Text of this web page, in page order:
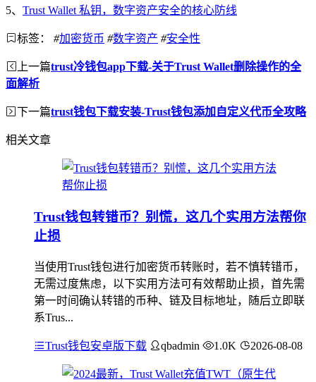
5、 Trust Wallet 私钥，数字资产安全的核心防线
标签： #加密货币 #数字资产 #安全性
上一篇trust冷钱包app下载-关于Trust Wallet删除操作的全
面解析
下一篇trust钱包下载安装-Trust钱包添加自定义代币全攻略
相关文章
Trust钱包转错币？别慌，这几个实用方法帮你
止损
当使用Trust钱包进行加密货币转账时，若不慎转错币，
无需过度焦虑，以下实用方法可有效帮助止损，首先需
第一时间确认转错的币种、链及目标地址，随后立即联
系Trus...
Trust钱包安卓版下载 qbadmin 1.0K 2026-08-08